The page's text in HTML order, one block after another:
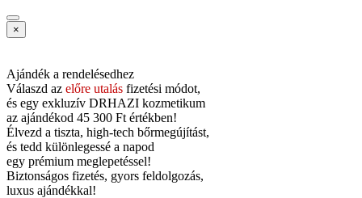
×
Ajándék a rendelésedhez
Válaszd az előre utalás fizetési módot,
és egy exkluzív DRHAZI kozmetikum
az ajándékod 45 300 Ft értékben!
Élvezd a tiszta, high-tech bőrmegújítást,
és tedd különlegessé a napod
egy prémium meglepetéssel!
Biztonságos fizetés, gyors feldolgozás,
luxus ajándékkal!